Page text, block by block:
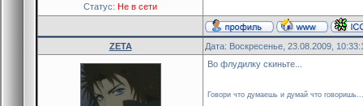
Статус: Не в сети
ZETA Дата: Воскресенье, 23.08.2009,
Во флудилку скиньте...
Говори что думаешь и думай что говоришь...